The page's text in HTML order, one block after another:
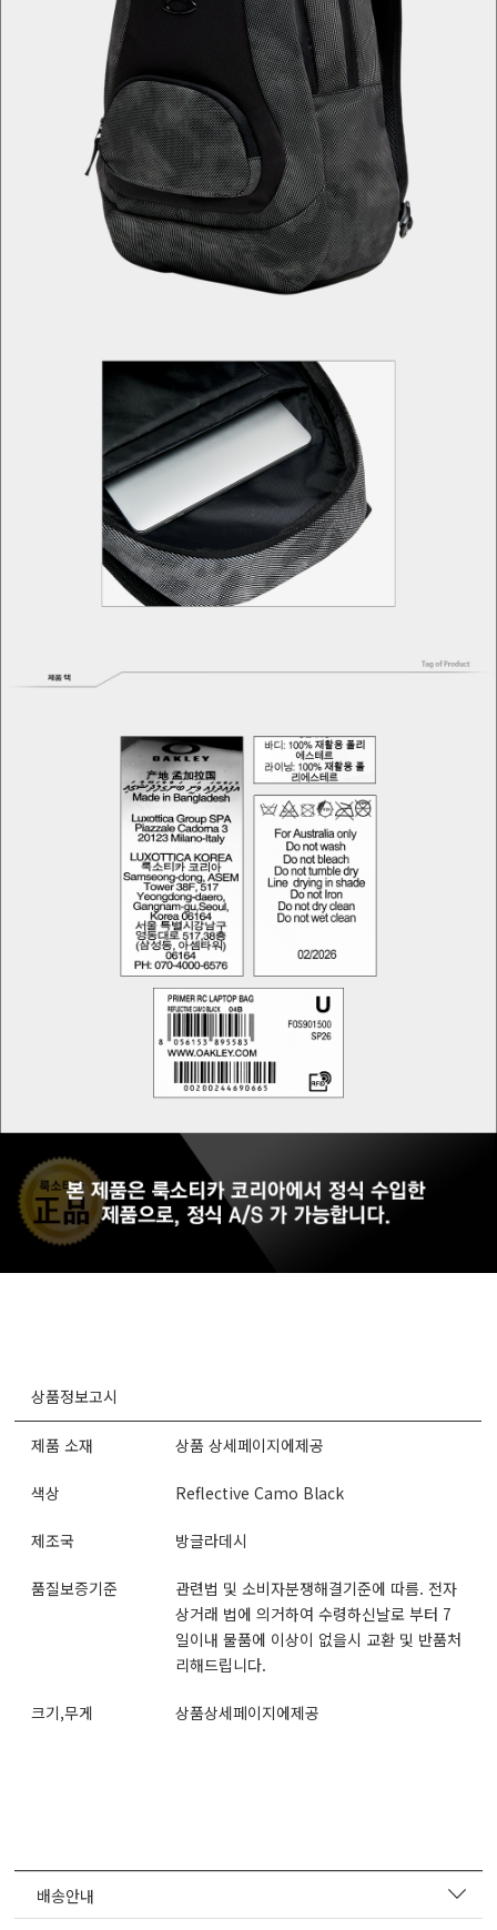
상품정보고시
제품 소재 상품 상세페이지에제공
색상 Reflective Camo Black
제조국 방글라데시
품질보증기준
관련법 및 소비자분쟁해결기준에 따름. 전자
상거래 법에 의거하여 수령하신날로 부터 7
일이내 물품에 이상이 없을시 교환 및 반품처
리해드립니다.
크기,무게 상품상세페이지에제공
배송안내